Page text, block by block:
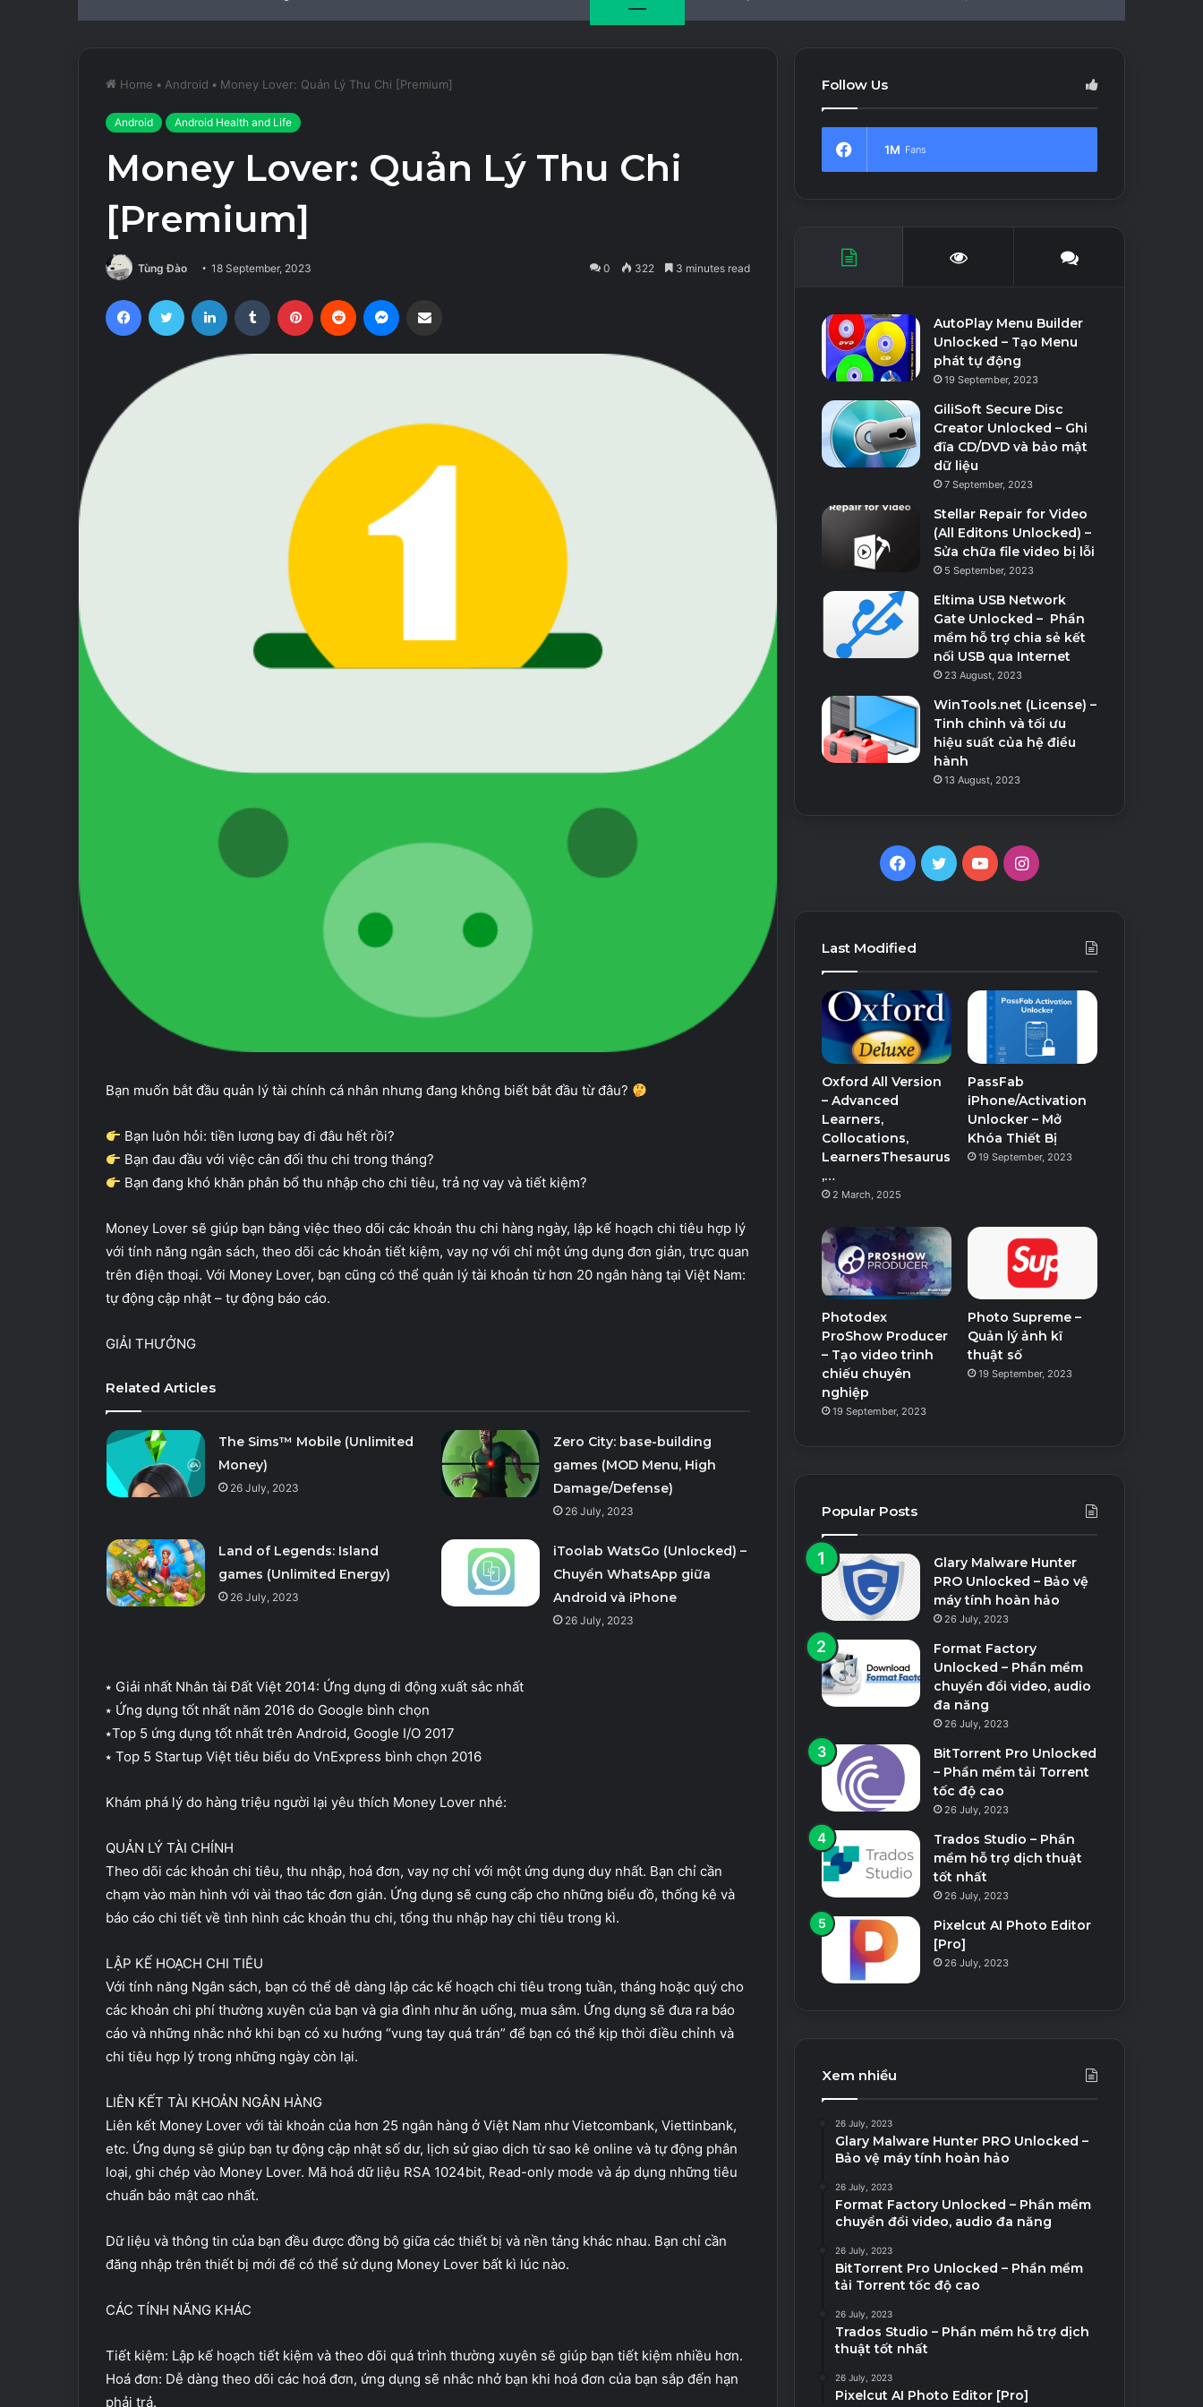
Home • Android • Money Lover: Quản Lý Thu Chi [Premium]
Android Android Health and Life
Money Lover: Quản Lý Thu Chi
[Premium]
Tùng Đào 18 September, 2023 0 322 3 minutes read
FacebookTwitter LinkedIn Tumblr Pinterest Reddit
Bạn muốn bắt đầu quản lý tài chính cá nhân nhưng đang không biết bắt đầu từ đâu?
Bạn luôn hỏi: tiền lương bay đi đâu hết rồi?
Bạn đau đầu với việc cân đối thu chi trong tháng?
Bạn đang khó khăn phân bổ thu nhập cho chi tiêu, trả nợ vay và tiết kiệm?
Money Lover sẽ giúp bạn bằng việc theo dõi các khoản thu chi hàng ngày, lập kế hoạch chi tiêu hợp lý
với tính năng ngân sách, theo dõi các khoản tiết kiệm, vay nợ với chỉ một ứng dụng đơn giản, trực quan
trên điện thoại. Với Money Lover, bạn cũng có thể quản lý tài khoản từ hơn 20 ngân hàng tại Việt Nam:
tự động cập nhật – tự động báo cáo.
GIẢI THƯỞNG
Related Articles
The Sims™ Mobile (Unlimited
Money)
26 July, 2023
Zero City: base-building
games (MOD Menu, High
Damage/Defense)
26 July, 2023
Land of Legends: Island
games (Unlimited Energy)
26 July, 2023
iToolab WatsGo (Unlocked) –
Chuyển WhatsApp giữa
Android và iPhone
26 July, 2023
⭑ Giải nhất Nhân tài Đất Việt 2014: Ứng dụng di động xuất sắc nhất
⭑ Ứng dụng tốt nhất năm 2016 do Google bình chọn
⭑Top 5 ứng dụng tốt nhất trên Android, Google I/O 2017
⭑ Top 5 Startup Việt tiêu biểu do VnExpress bình chọn 2016
Khám phá lý do hàng triệu người lại yêu thích Money Lover nhé:
QUẢN LÝ TÀI CHÍNH
Theo dõi các khoản chi tiêu, thu nhập, hoá đơn, vay nợ chỉ với một ứng dụng duy nhất. Bạn chỉ cần
chạm vào màn hình với vài thao tác đơn giản. Ứng dụng sẽ cung cấp cho những biểu đồ, thống kê và
báo cáo chi tiết về tình hình các khoản thu chi, tổng thu nhập hay chi tiêu trong kì.
LẬP KẾ HOẠCH CHI TIÊU
Với tính năng Ngân sách, bạn có thể dễ dàng lập các kế hoạch chi tiêu trong tuần, tháng hoặc quý cho
các khoản chi phí thường xuyên của bạn và gia đình như ăn uống, mua sắm. Ứng dụng sẽ đưa ra báo
cáo và những nhắc nhở khi bạn có xu hướng “vung tay quá trán” để bạn có thể kịp thời điều chỉnh và
chi tiêu hợp lý trong những ngày còn lại.
LIÊN KẾT TÀI KHOẢN NGÂN HÀNG
Liên kết Money Lover với tài khoản của hơn 25 ngân hàng ở Việt Nam như Vietcombank, Viettinbank,
etc. Ứng dụng sẽ giúp bạn tự động cập nhật số dư, lịch sử giao dịch từ sao kê online và tự động phân
loại, ghi chép vào Money Lover. Mã hoá dữ liệu RSA 1024bit, Read-only mode và áp dụng những tiêu
chuẩn bảo mật cao nhất.
Dữ liệu và thông tin của bạn đều được đồng bộ giữa các thiết bị và nền tảng khác nhau. Bạn chỉ cần
đăng nhập trên thiết bị mới để có thể sử dụng Money Lover bất kì lúc nào.
CÁC TÍNH NĂNG KHÁC
Tiết kiệm: Lập kế hoạch tiết kiệm và theo dõi quá trình thường xuyên sẽ giúp bạn tiết kiệm nhiều hơn.
Hoá đơn: Dễ dàng theo dõi các hoá đơn, ứng dụng sẽ nhắc nhở bạn khi hoá đơn của bạn sắp đến hạn
phải trả.
Follow Us
1M Fans
AutoPlay Menu Builder
Unlocked – Tạo Menu
phát tự động
19 September, 2023
GiliSoft Secure Disc
Creator Unlocked – Ghi
đĩa CD/DVD và bảo mật
dữ liệu
7 September, 2023
Stellar Repair for Video
(All Editons Unlocked) –
Sửa chữa file video bị lỗi
5 September, 2023
Eltima USB Network
Gate Unlocked – Phần
mềm hỗ trợ chia sẻ kết
nối USB qua Internet
23 August, 2023
WinTools.net (License) –
Tinh chỉnh và tối ưu
hiệu suất của hệ điều
hành
13 August, 2023
Facebook
TwitterYouTubeInstagram
Last Modified
Oxford All Version
– Advanced
Learners,
Collocations,
LearnersThesaurus
,…
2 March, 2025
PassFab
iPhone/Activation
Unlocker – Mở
Khóa Thiết Bị
19 September, 2023
Photodex
ProShow Producer
– Tạo video trình
chiếu chuyên
nghiệp
19 September, 2023
Photo Supreme –
Quản lý ảnh kĩ
thuật số
19 September, 2023
Popular Posts
Glary Malware Hunter
PRO Unlocked – Bảo vệ
máy tính hoàn hảo
26 July, 2023
Format Factory
Unlocked – Phần mềm
chuyển đổi video, audio
đa năng
26 July, 2023
BitTorrent Pro Unlocked
– Phần mềm tải Torrent
tốc độ cao
26 July, 2023
Trados Studio – Phần
mềm hỗ trợ dịch thuật
tốt nhất
26 July, 2023
Pixelcut AI Photo Editor
[Pro]
26 July, 2023
Xem nhiều
26 July, 2023
Glary Malware Hunter PRO Unlocked –
Bảo vệ máy tính hoàn hảo
26 July, 2023
Format Factory Unlocked – Phần mềm
chuyển đổi video, audio đa năng
26 July, 2023
BitTorrent Pro Unlocked – Phần mềm
tải Torrent tốc độ cao
26 July, 2023
Trados Studio – Phần mềm hỗ trợ dịch
thuật tốt nhất
26 July, 2023
Pixelcut AI Photo Editor [Pro]